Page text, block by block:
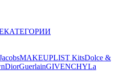
КАТЕГОРИИ
MAKEUPLIST KitsDolce &
DiorGuerlainGIVENCHYLa